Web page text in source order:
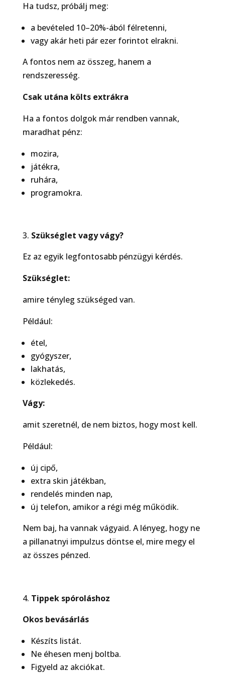
Ha tudsz, próbálj meg:
a bevételed 10–20%-ából félretenni,
vagy akár heti pár ezer forintot elrakni.
A fontos nem az összeg, hanem a
rendszeresség.
Csak utána költs extrákra
Ha a fontos dolgok már rendben vannak,
maradhat pénz:
mozira,
játékra,
ruhára,
programokra.
Szükséglet vagy vágy?
Ez az egyik legfontosabb pénzügyi kérdés.
Szükséglet:
amire tényleg szükséged van.
Például:
étel,
gyógyszer,
lakhatás,
közlekedés.
Vágy:
amit szeretnél, de nem biztos, hogy most kell.
Például:
új cipő,
extra skin játékban,
rendelés minden nap,
új telefon, amikor a régi még működik.
Nem baj, ha vannak vágyaid. A lényeg, hogy ne
a pillanatnyi impulzus döntse el, mire megy el
az összes pénzed.
Tippek spóroláshoz
Okos bevásárlás
Készíts listát.
Ne éhesen menj boltba.
Figyeld az akciókat.